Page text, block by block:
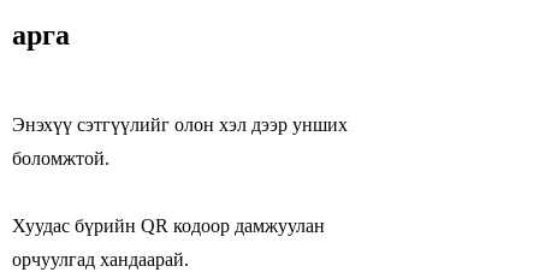
арга
Энэхүү сэтгүүлийг олон хэл дээр унших
боломжтой.
Хуудас бүрийн QR кодоор дамжуулан
орчуулгад хандаарай.